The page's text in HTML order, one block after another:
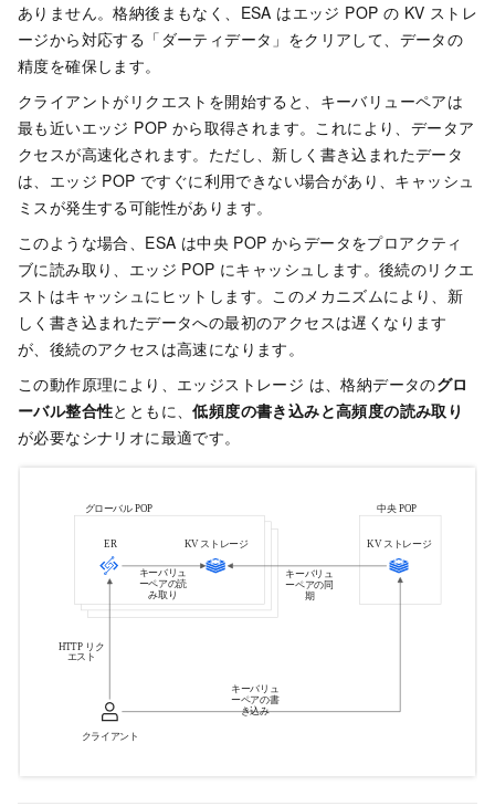
ありません。格納後まもなく、ESA はエッジ POP の KV ストレ
ージから対応する「ダーティデータ」をクリアして、データの
精度を確保します。
クライアントがリクエストを開始すると、キーバリューペアは
最も近いエッジ POP から取得されます。これにより、データア
クセスが高速化されます。ただし、新しく書き込まれたデータ
は、エッジ POP ですぐに利用できない場合があり、キャッシュ
ミスが発生する可能性があります。
このような場合、ESA は中央 POP からデータをプロアクティ
ブに読み取り、エッジ POP にキャッシュします。後続のリクエ
ストはキャッシュにヒットします。このメカニズムにより、新
しく書き込まれたデータへの最初のアクセスは遅くなります
が、後続のアクセスは高速になります。
この動作原理により、エッジストレージ は、格納データのグロ
ーバル整合性とともに、低頻度の書き込みと高頻度の読み取り
が必要なシナリオに最適です。